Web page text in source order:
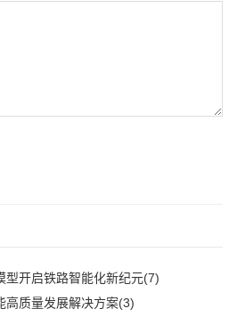
型开启铁路智能化新纪元(7)
高质量发展解决方案(3)